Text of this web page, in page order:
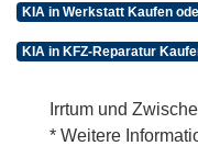
KIA in Werkstatt Kaufen
KIA in KFZ-Reparatur
Irrtum und
* Weitere